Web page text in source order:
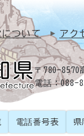
ついて アク
〒780-8570
電話：088-
電話番号表 県